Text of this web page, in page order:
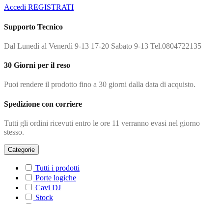
Accedi REGISTRATI
Supporto Tecnico
Dal Lunedì al Venerdì 9-13 17-20 Sabato 9-13 Tel.0804722135
30 Giorni per il reso
Puoi rendere il prodotto fino a 30 giorni dalla data di acquisto.
Spedizione con corriere
Tutti gli ordini ricevuti entro le ore 11 verranno evasi nel giorno
stesso.
Categorie
Tutti i prodotti
Porte logiche
Cavi DJ
Stock